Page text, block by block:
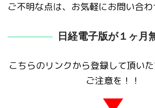
ご不明な点は、お気軽にお問い合わ
日経電子版が１ヶ月
こちらのリンクから登録して頂い
ご注意を！！